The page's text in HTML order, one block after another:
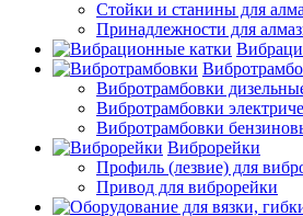
Стойки и станины для
Принадлежности для
Вибротрамбовки
Вибротрамбовки
Вибротрамбовки
Виброрейки
Профиль (лезвие) для
Привод для виброрейки